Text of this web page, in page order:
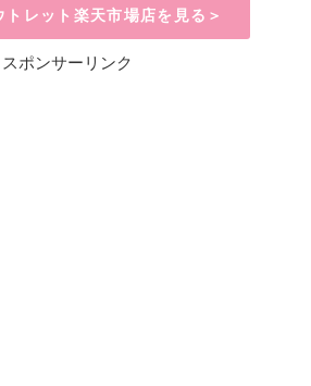
レット楽天市場店を見る＞
スポンサーリンク